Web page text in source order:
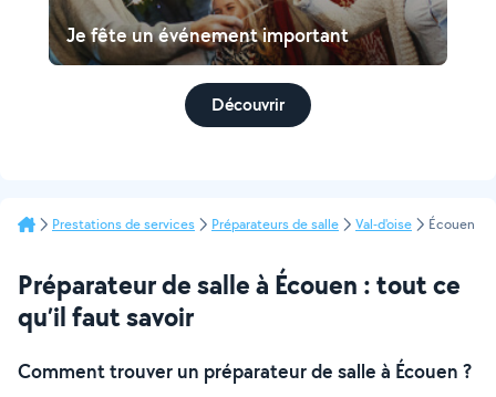
Je fête un événement important
Découvrir
Prestations de services Préparateurs de salle Val-d'oise Écouen
Préparateur de salle à Écouen : tout ce
qu’il faut savoir
Comment trouver un préparateur de salle à Écouen ?